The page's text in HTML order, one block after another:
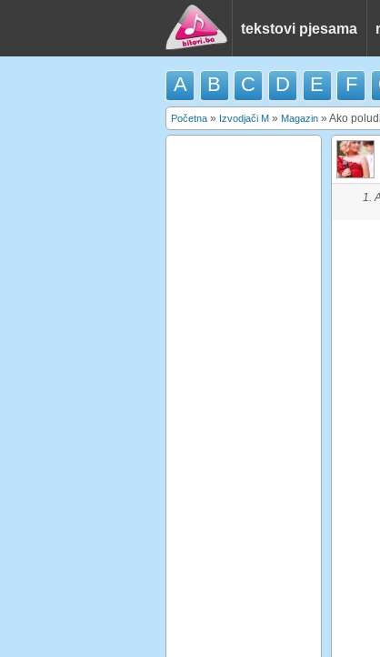
tekstovi pjesama
A B C D E F
Početna » Izvodjači M » Magazin » Ako
1.